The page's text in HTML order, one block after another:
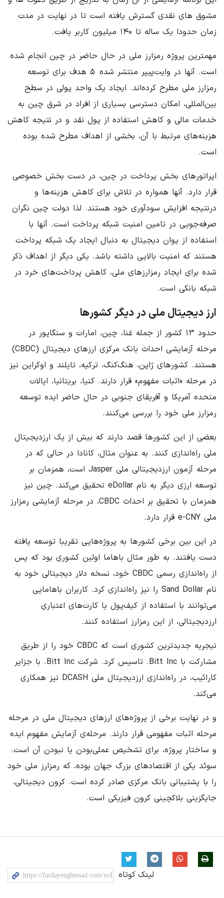
مشوق های نقدی گسترش یافته است تا در نهایت در مدت
زمان حدودا یک ساله تا ۱۴۰ میلیون کاربر یافت.
مهمترین پروژه رمزارز ملی در حال حاضر در چین انجام شده
است. آنها در وایت‌پیپر منتشر شده ۵ هدف برای توسعه
رمزارز ملی مطرح کرده‌اند. ایجاد یک واحد پولی در سطح
بین‌المللی، امکان دسترسی بسیاری از افراد در شرق چین به
خدمات مالی و کاهش استفاده از پول نقد و در نتیجه کاهش
هزینه‌های مرتبط با آن، بخشی از اهداف مطرح شده بوده
است.
اپراتورهای بخش پرداخت در چین، در دست بخش خصوصی
قرار دارد. آنها همواره در تلاش برای کاهش هزینه‌ها و
درنتیجه افزایش سودآوری خود هستند. لذا دولت چین نگران
صرفه‌جویی در تامین امنیت شبکه پرداخت است. آنها با
استفاده از یوان دیجیتال به دنبال ایجاد یک شبکه پرداخت
هستند که امنیت بالایی داشته باشد. یکی دیگر از اهداف ذکر
شده برای ایجاد رمزارزهای ملی، کاهش پرداخت‌های خرد در
شبکه بانکی است.
ارز دیجیتال ملی در دیگر کشورها
حدود ۱۳ کشور از جمله غنا، چین، امارات و سنگاپور در
مرحله آزمایشی احداث بانک مرکزی ارزهای دیجیتال (‌CBDC‌)
هستند. کشورهای ژاپن، هنگ‌کنگ، ترکیه، تایلند و اوکراین نیز
در مرحله «اثبات مفهوم» قرار دارند. کنیا، بریتانیا، ایالات
متحده آمریکا و آفریقای جنوبی در حال حاضر ایده توسعه
رمزارز ملی خود را بررسی می‌کنند.
بعضی از این کشورها قصد دارند که بیش از یک ارزدیجیتال
ملی راه‌اندازی کنند. به عنوان مثال، کانادا در حالی که در
مرحله آزمون ارزدیجیتالی ملی Jasper است، همزمان بر
توسعه ارزی دیگر به نام eDollar تحقیق می‌کند. چین نیز
همزمان با تحقیق بر احداث CBDC، در مرحله آزمایشی رمزارز
ملی e-CNY قرار دارد.
در این بین برخی کشورها به پروژه‌هایی تقریبا توسعه یافته
دست یافتند. به طور مثال باهاما اولین کشوری بود که پس
از راه‌اندازی رسمی CBDC خود، نسخه دلار دیجیتالی خود به
نام Sand Dollar را نیز راه‌اندازی کرد. کاربران باهامایی
می‌توانند با استفاده از کیف‌پول یا کارت‌های اعتباری
ارزدیجیتالی، از این رمزارز استفاده کنند.
نیجریه جدیدترین کشوری است که CBDC خود را از طریق
مشارکت با Bitt Inc. تاسیس کرد. شرکت Bitt Inc. با جزایر
کارائیب، در راه‌اندازی ارزدیجیتال ملی DCASH نیز همکاری
می‌کند.
و در نهایت برخی از پروژه‌های ارزهای دیجیتال ملی در مرحله
مرحله اثبات مفهومی قرار دارند. مرحله‌ی آزمایش مفهوم ایده
و ساختار پروژه، برای تشخیص عملی‌بودن یا نبودن آن است.
سوئد یکی از اقتصادهای بزرگ جهان بوده، که رمزارز ملی خود
را با پشتیبانی بانک مرکزی صادر کرده است. کرون دیجیتالی،
جایگزینی بلاکچینی کرون فیزیکی است.
لینک کوتاه